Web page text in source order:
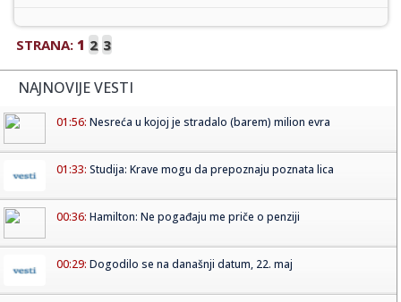
STRANA: 1 2 3
NAJNOVIJE VESTI
01:56: Nesreća u kojoj je stradalo (barem) milion evra
01:33: Studija: Krave mogu da prepoznaju poznata lica
00:36: Hamilton: Ne pogađaju me priče o penziji
00:29: Dogodilo se na današnji datum, 22. maj